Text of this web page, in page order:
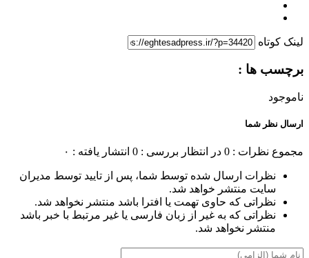
لینک کوتاه
برچسب ها :
ناموجود
ارسال نظر شما
مجموع نظرات : 0 در انتظار بررسی : 0 انتشار یافته : ۰
نظرات ارسال شده توسط شما، پس از تایید توسط مدیران
سایت منتشر خواهد شد.
نظراتی که حاوی تهمت یا افترا باشد منتشر نخواهد شد.
نظراتی که به غیر از زبان فارسی یا غیر مرتبط با خبر باشد
منتشر نخواهد شد.